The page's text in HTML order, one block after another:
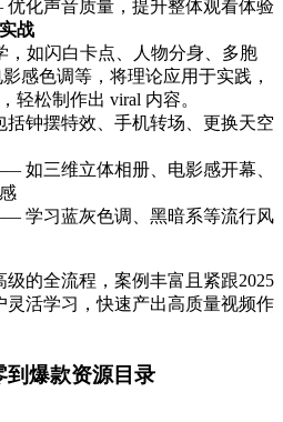
化声音质量，提升整体观看体验
战
，如闪白卡点、人物分身、多胞
感色调等，将理论应用于实践，
轻松制作出 viral 内容。
钟摆特效、手机转场、更换天空
如三维立体相册、电影感开幕、
学习蓝灰色调、黑暗系等流行风
的全流程，案例丰富且紧跟2025
活学习，快速产出高质量视频作
到爆款资源目录